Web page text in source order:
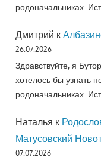
родоначальниках.
Дмитрий к
26.07.2026
Здравствуйте, я
хотелось бы узнать
родоначальниках.
Наталья к
Матусовский
07.07.2026